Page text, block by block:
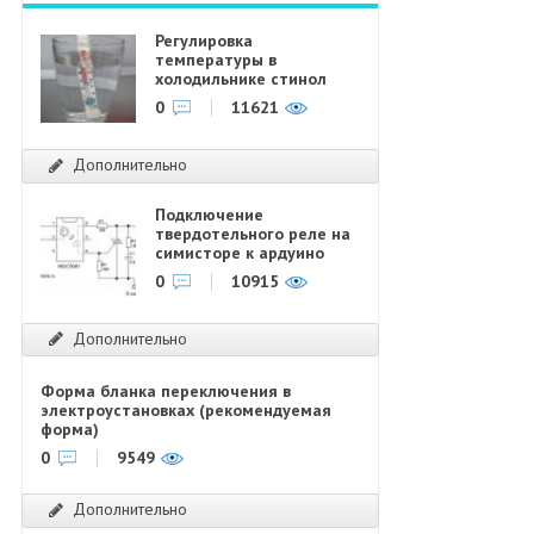
Регулировка
температуры в
холодильнике стинол
0
11621
Дополнительно
Подключение
твердотельного реле на
симисторе к ардуино
0
10915
Дополнительно
Форма бланка переключения в
электроустановках (рекомендуемая
форма)
0
9549
Дополнительно